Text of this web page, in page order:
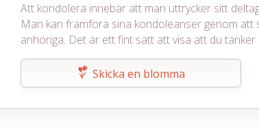
Att kondolera innebär att man uttrycker sitt
Man kan framföra sina kondoleanser genom att
anhöriga. Det är ett fint sätt att visa att du
Skicka en blomma